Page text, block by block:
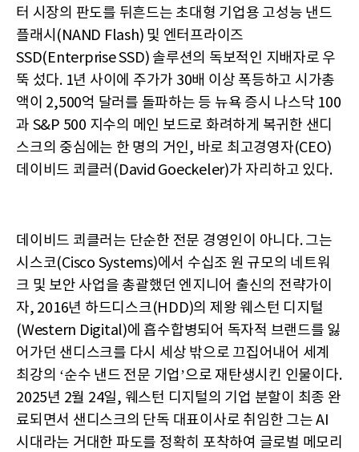
터 시장의 판도를 뒤흔드는 초대형 기업용 고성능 낸드
플래시(NAND Flash) 및 엔터프라이즈
SSD(Enterprise SSD) 솔루션의 독보적인 지배자로 우
뚝 섰다. 1년 사이에 주가가 30배 이상 폭등하고 시가총
액이 2,500억 달러를 돌파하는 등 뉴욕 증시 나스닥 100
과 S&P 500 지수의 메인 보드로 화려하게 복귀한 샌디
스크의 중심에는 한 명의 거인, 바로 최고경영자(CEO)
데이비드 쾨클러(David Goeckeler)가 자리하고 있다.
데이비드 쾨클러는 단순한 전문 경영인이 아니다. 그는
시스코(Cisco Systems)에서 수십조 원 규모의 네트워
크 및 보안 사업을 총괄했던 엔지니어 출신의 전략가이
자, 2016년 하드디스크(HDD)의 제왕 웨스턴 디지털
(Western Digital)에 흡수합병되어 독자적 브랜드를 잃
어가던 샌디스크를 다시 세상 밖으로 끄집어내어 세계
최강의 ‘순수 낸드 전문 기업’으로 재탄생시킨 인물이다.
2025년 2월 24일, 웨스턴 디지털의 기업 분할이 최종 완
료되면서 샌디스크의 단독 대표이사로 취임한 그는 AI
시대라는 거대한 파도를 정확히 포착하여 글로벌 메모리